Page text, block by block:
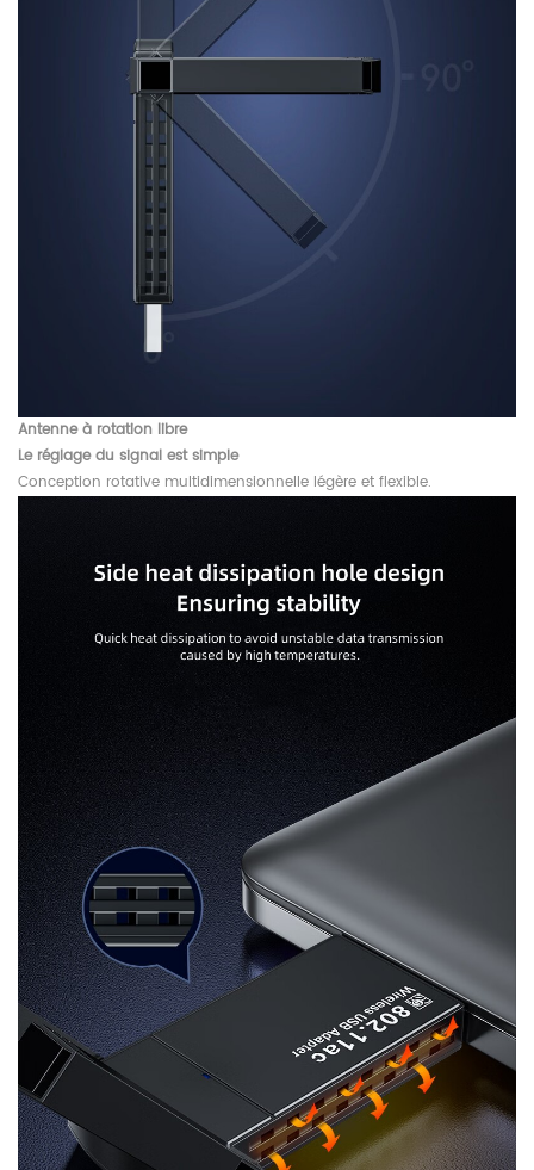
Antenne à rotation libre
Le réglage du signal est simple
Conception rotative multidimensionnelle légère et flexible.